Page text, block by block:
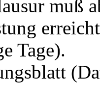
muß
Tage).